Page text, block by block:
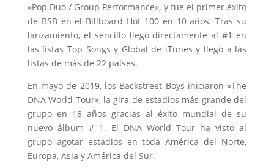
«Pop Duo / Group Performance», y fue el primer éxito
de BSB en el Billboard Hot 100 en 10 años. Tras su
lanzamiento, el sencillo llegó directamente al #1 en
las listas Top Songs y Global de iTunes y llegó a las
listas de más de 22 países.
En mayo de 2019, los Backstreet Boys iniciaron «The
DNA World Tour», la gira de estadios más grande del
grupo en 18 años gracias al éxito mundial de su
nuevo álbum # 1. El DNA World Tour ha visto al
grupo agotar estadios en toda América del Norte,
Europa, Asia y América del Sur.